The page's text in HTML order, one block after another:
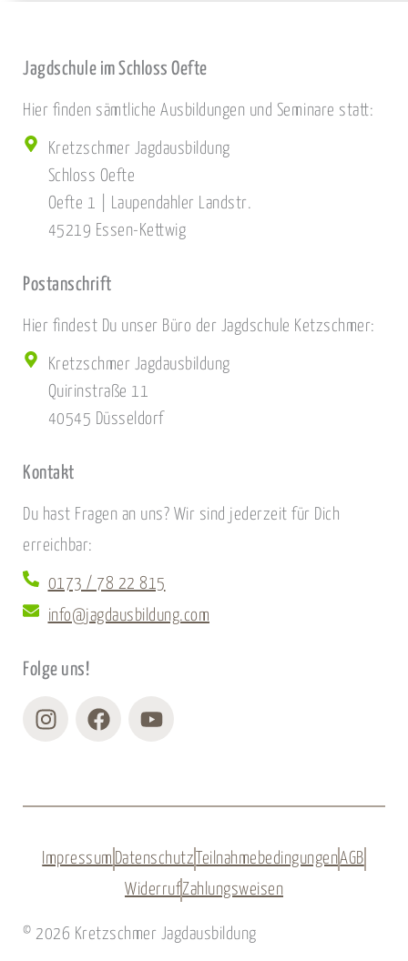
Jagdschule im Schloss Oefte
Hier finden sämtliche Ausbildungen und Seminare statt:
Kretzschmer Jagdausbildung
Schloss Oefte
Oefte 1 | Laupendahler Landstr.
45219 Essen-Kettwig
Postanschrift
Hier findest Du unser Büro der Jagdschule Ketzschmer:
Kretzschmer Jagdausbildung
Quirinstraße 11
40545 Düsseldorf
Kontakt
Du hast Fragen an uns? Wir sind jederzeit für Dich
erreichbar:
0173 / 78 22 815
info@jagdausbildung.com
Folge uns!
InstagramFacebookYoutube
Impressum Datenschutz TeilnahmebedingungenAGB
WiderrufZahlungsweisen
© 2026 Kretzschmer Jagdausbildung